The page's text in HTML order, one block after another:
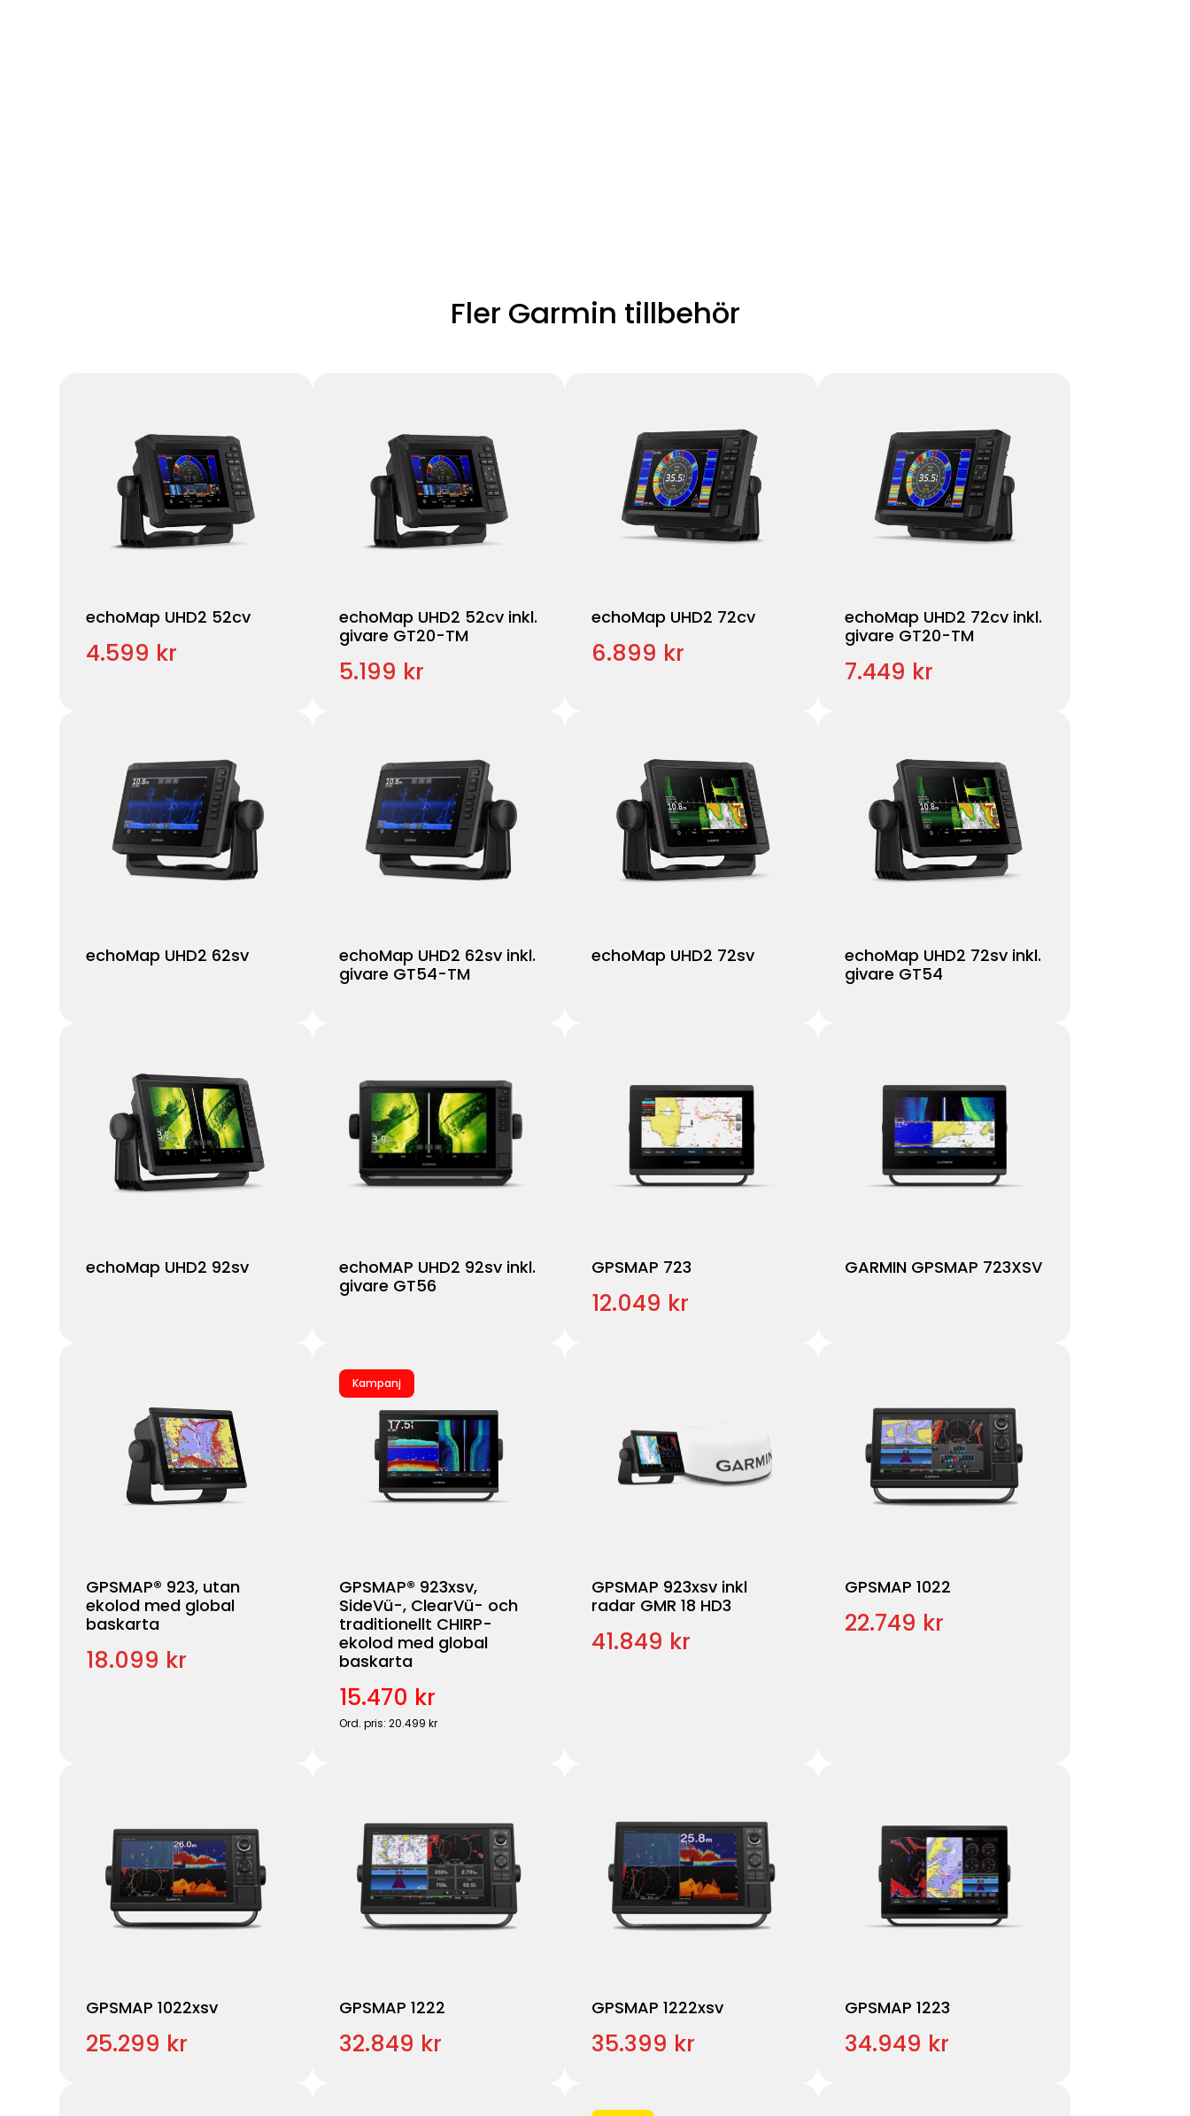
Fler Garmin tillbehör
echoMap UHD2 52cv
4.599 kr
echoMap UHD2 52cv inkl.
givare GT20-TM
5.199 kr
echoMap UHD2 72cv
6.899 kr
echoMap UHD2 72cv inkl.
givare GT20-TM
7.449 kr
echoMap UHD2 62sv
echoMap UHD2 62sv inkl.
givare GT54-TM
echoMap UHD2 72sv
echoMap UHD2 72sv inkl.
givare GT54
echoMap UHD2 92sv
echoMAP UHD2 92sv inkl.
givare GT56
GPSMAP 723
12.049 kr
GARMIN GPSMAP 723XSV
GPSMAP® 923, utan
ekolod med global
baskarta
18.099 kr
Kampanj
GPSMAP® 923xsv,
SideVü-, ClearVü- och
traditionellt CHIRP-
ekolod med global
baskarta
15.470 kr
Ord. pris: 20.499 kr
GPSMAP 923xsv inkl
radar GMR 18 HD3
41.849 kr
GPSMAP 1022
22.749 kr
GPSMAP 1022xsv
25.299 kr
GPSMAP 1222
32.849 kr
GPSMAP 1222xsv
35.399 kr
GPSMAP 1223
34.949 kr